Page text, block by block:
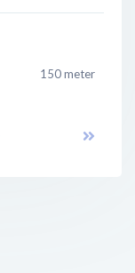
150 meter